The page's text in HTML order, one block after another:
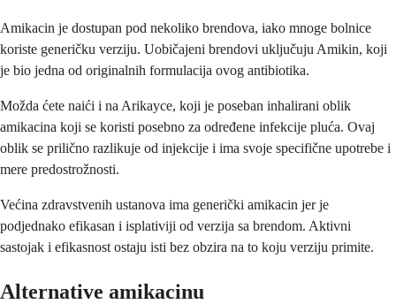
Amikacin je dostupan pod nekoliko brendova, iako mnoge bolnice
koriste generičku verziju. Uobičajeni brendovi uključuju Amikin, koji
je bio jedna od originalnih formulacija ovog antibiotika.
Možda ćete naići i na Arikayce, koji je poseban inhalirani oblik
amikacina koji se koristi posebno za određene infekcije pluća. Ovaj
oblik se prilično razlikuje od injekcije i ima svoje specifične upotrebe i
mere predostrožnosti.
Većina zdravstvenih ustanova ima generički amikacin jer je
podjednako efikasan i isplativiji od verzija sa brendom. Aktivni
sastojak i efikasnost ostaju isti bez obzira na to koju verziju primite.
Alternative amikacinu